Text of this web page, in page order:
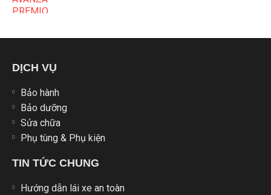
DỊCH VỤ
Bảo hành
Bảo dưỡng
Sửa chữa
Phụ tùng & Phụ kiện
TIN TỨC CHUNG
Hướng dẫn lái xe an toàn